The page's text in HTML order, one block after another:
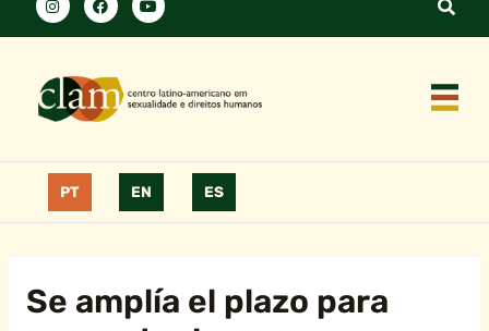
PT EN ES
Se amplía el plazo para